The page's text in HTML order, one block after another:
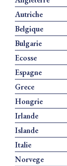
Autriche
Belgique
Bulgarie
Ecosse
Espagne
Grece
Hongrie
Irlande
Islande
Italie
Norvege